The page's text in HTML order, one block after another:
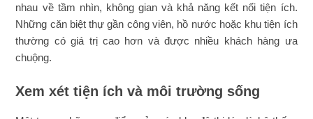
nhau về tầm nhìn, không gian và khả năng kết nối tiện ích.
Những căn biệt thự gần công viên, hồ nước hoặc khu tiện ích
thường có giá trị cao hơn và được nhiều khách hàng ưa
chuộng.
Xem xét tiện ích và môi trường sống